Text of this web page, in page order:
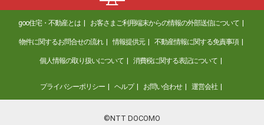
goo住宅・不動産とは お客さまご利用端末からの情報の外部送信について
物件に関するお問合せの流れ 情報提供元 不動産情報に関する免責事項
個人情報の取り扱いについて 消費税に関する表記について
プライバシーポリシー ヘルプ お問い合わせ 運営会社
©NTT DOCOMO